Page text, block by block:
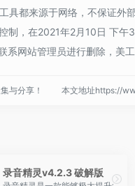
具都来源于网络，不保证外
制，在2021年2月10日 下
网站管理员进行删除，美
与分享！ 本文地址https://
录音精灵v4.2.3 破解版